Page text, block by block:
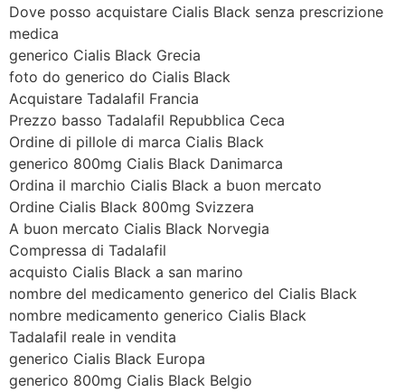
Dove posso acquistare Cialis Black senza prescrizione
medica
generico Cialis Black Grecia
foto do generico do Cialis Black
Acquistare Tadalafil Francia
Prezzo basso Tadalafil Repubblica Ceca
Ordine di pillole di marca Cialis Black
generico 800mg Cialis Black Danimarca
Ordina il marchio Cialis Black a buon mercato
Ordine Cialis Black 800mg Svizzera
A buon mercato Cialis Black Norvegia
Compressa di Tadalafil
acquisto Cialis Black a san marino
nombre del medicamento generico del Cialis Black
nombre medicamento generico Cialis Black
Tadalafil reale in vendita
generico Cialis Black Europa
generico 800mg Cialis Black Belgio